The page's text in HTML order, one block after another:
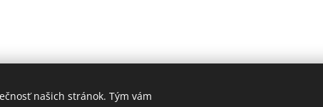
našich stránok. Tým vám